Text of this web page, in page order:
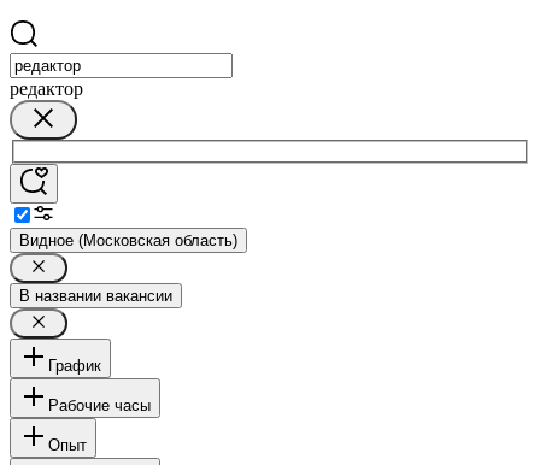
редактор
Видное (Московская область)
В названии вакансии
График
Рабочие часы
Опыт